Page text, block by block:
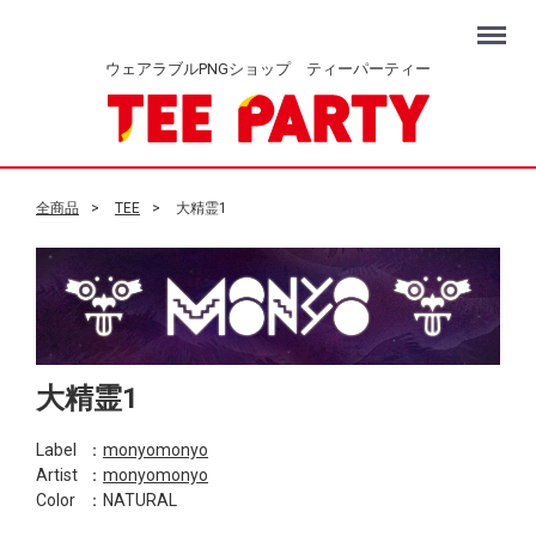
ウェアラブルPNGショップ ティーパーティー
Menu
全商品 TEE 大精霊1
大精霊1
Label ： monyomonyo
Artist
： monyomonyo
Color
：NATURAL